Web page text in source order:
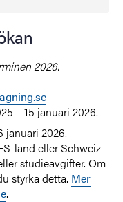
2026.
– 15 januari 2026.
januari 2026.
land eller Schweiz
studieavgifter. Om
styrka detta. Mer
.